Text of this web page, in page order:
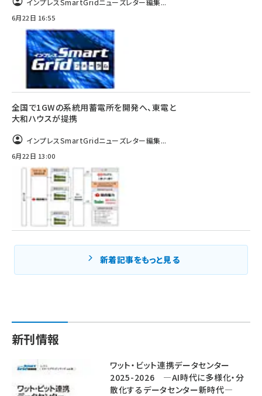
6月22日 16:55
全国で1GWの系統用蓄電所を開発へ、東電と
大和ハウスが提携
インプレスSmartGridニューズレター編集...
6月22日 13:00
新着記事をもっと見る
新刊情報
ワット・ビット連携データセンター
2025-2026 ―AI時代に多様化・分
散化するデータセンター新時代―